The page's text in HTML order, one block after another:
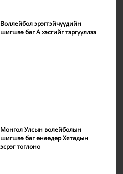
Воллейбол эрэгтэйчүүдийн
шигшээ баг А хэсгийг тэргүүллээ
Монгол Улсын волейболын
шигшээ баг өнөөдөр Хятадын
эсрэг тоглоно